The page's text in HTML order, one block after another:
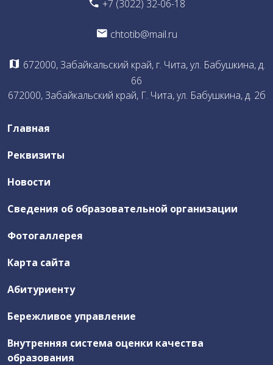
Что предлагает Бюро
Воркшоп
абитуриентами
Отчеты по деятельности Бюро
ЦОПП ИКТ
Выборы 2024
Правовая деятельность
Антикоррупционная деятельность
+7 (3022) 32-06-18
chtotib@mail.ru
672000, Забайкальский край, г. Чита, ул. Бабушкина, д.
66
672000, Забайкальский край, Г. Чита, ул. Бабушкина, д. 2б
Главная
Реквизиты
Новости
Сведения об образовательной организации
Фотогаллерея
Карта сайта
Абитуриенту
Бережливое управление
Внутренняя система оценки качества
образования